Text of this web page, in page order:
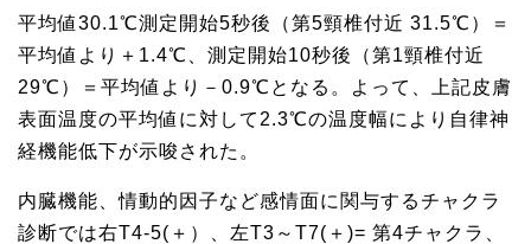
平均値30.1℃測定開始5秒後（第5頸椎付近 31.5℃）＝
平均値より＋1.4℃、測定開始10秒後（第1頸椎付近
29℃）＝平均値より－0.9℃となる。よって、上記皮膚
表面温度の平均値に対して2.3℃の温度幅により自律神
経機能低下が示唆された。
内臓機能、情動的因子など感情面に関与するチャクラ
診断では右T4-5(＋）、左T3～T7(＋)= 第4チャクラ、